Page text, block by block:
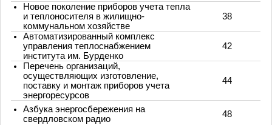
Новое поколение приборов учета тепла
и теплоносителя в жилищно-
коммунальном хозяйстве
38
Автоматизированный комплекс
управления теплоснабжением
института им. Бурденко
42
Перечень организаций,
осуществляющих изготовление,
поставку и монтаж приборов учета
энергоресурсов
44
Азбука энергосбережения на
свердловском радио
48